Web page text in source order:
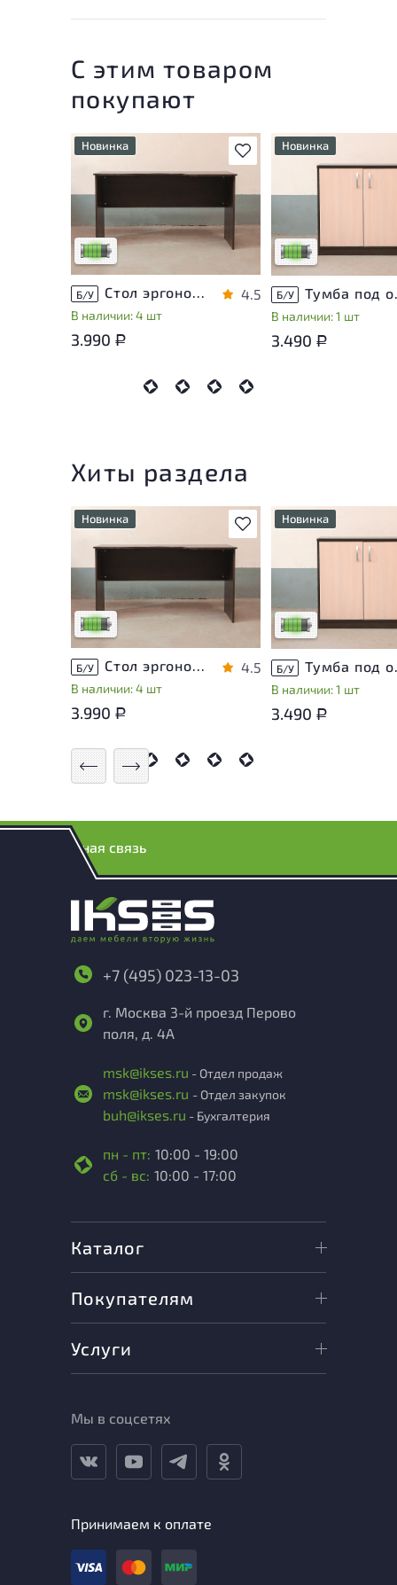
С этим товаром
покупают
В избранное
Новинка
У товара присутствуют
незначительные следы
эксплуатации, не влияющие
на удобство его
использования
Низкая степень износа
Б/У Стол эргономичный ЛДСП Венге
В наличии: 4 шт
4.5
3.990 Р
Новинка
У товара
незначительные
эксплуатации, не
на удобство его
Низкая степень
Б/У
В наличии: 1 шт
3.490 Р
Хиты раздела
В избранное
Новинка
У товара присутствуют
незначительные следы
эксплуатации, не влияющие
на удобство его
использования
Низкая степень износа
Б/У Стол эргономичный ЛДСП Венге
В наличии: 4 шт
4.5
3.990 Р
Новинка
У товара
незначительные
эксплуатации, не
на удобство его
Низкая степень
Б/У
В наличии: 1 шт
3.490 Р
Обратная связь
+7 (495) 023-13-03
г. Москва 3-й проезд Перово
поля, д. 4А
msk@ikses.ru - Отдел продаж
msk@ikses.ru - Отдел закупок
buh@ikses.ru - Бухгалтерия
пн - пт: 10:00 - 19:00
сб - вс: 10:00 - 17:00
Каталог
Покупателям
Услуги
Мы в соцсетях
Принимаем к оплате